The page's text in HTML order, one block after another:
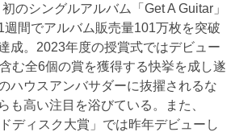
のシングルアルバム「Get A Guitar」
週間でアルバム販売量101万枚を突破
成。2023年度の授賞式ではデビュー
む全6個の賞を獲得する快挙を成し遂
ハウスアンバサダーに抜擢されるな
も高い注目を浴びている。また、
ディスク大賞」では昨年デビューし